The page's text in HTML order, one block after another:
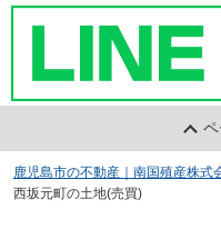
鹿児島市の不動産｜南国殖産株式
西坂元町の土地(売買)